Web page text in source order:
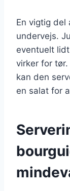
En vigtig del
undervejs.
eventuelt
virker for
kan den
en salat for